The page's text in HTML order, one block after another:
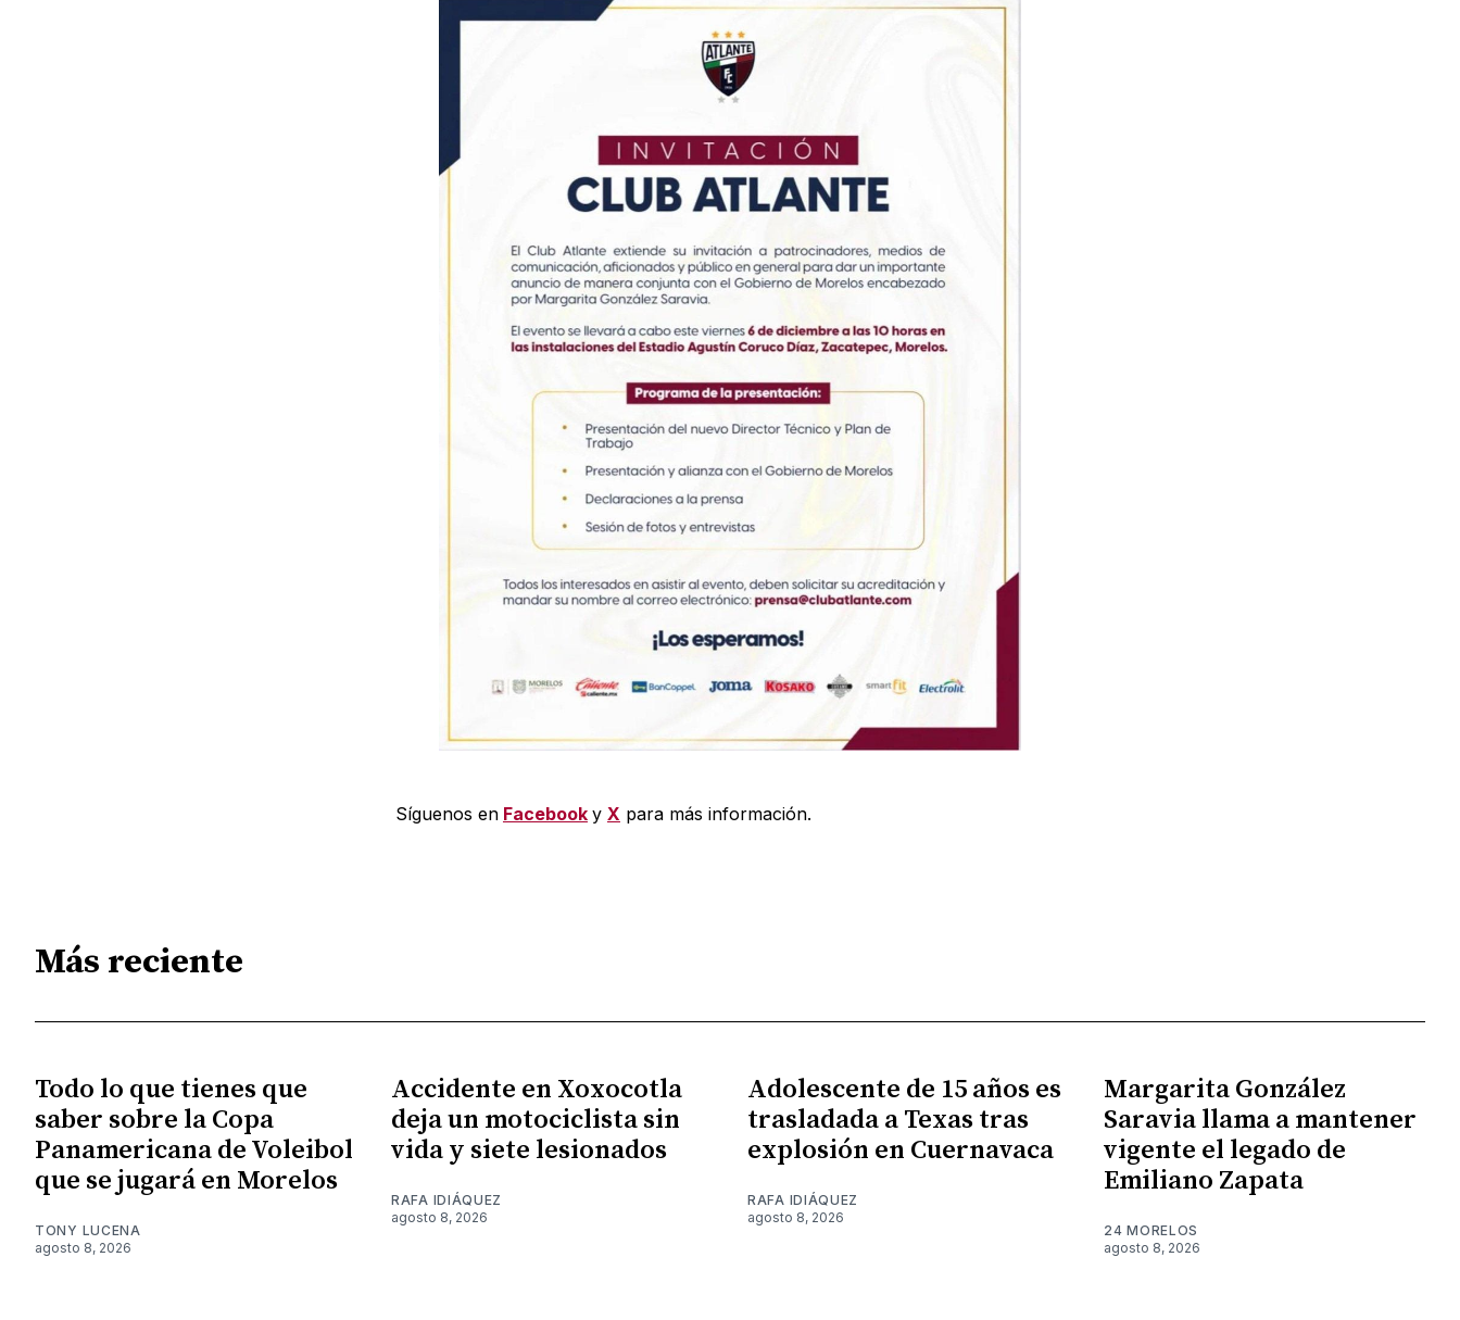
Síguenos en Facebook y X para más información.
Más reciente
Todo lo que tienes que
saber sobre la Copa
Panamericana de Voleibol
que se jugará en Morelos
TONY LUCENA
agosto 8, 2026
Accidente en Xoxocotla
deja un motociclista sin
vida y siete lesionados
RAFA IDIÁQUEZ
agosto 8, 2026
Adolescente de 15 años es
trasladada a Texas tras
explosión en Cuernavaca
RAFA IDIÁQUEZ
agosto 8, 2026
Margarita González
Saravia llama a mantener
vigente el legado de
Emiliano Zapata
24 MORELOS
agosto 8, 2026